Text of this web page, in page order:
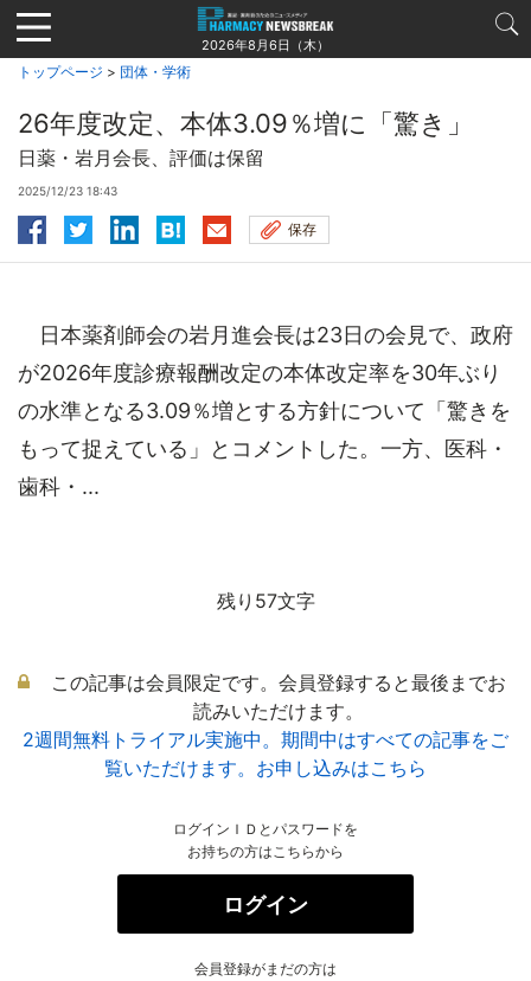
Jump
to
navigation
2026年8月6日（木）
トップページ > 団体・学術
26年度改定、本体3.09％増に「驚き」
日薬・岩月会長、評価は保留
2025/12/23 18:43
保存
日本薬剤師会の岩月進会長は23日の会見で、政府
が2026年度診療報酬改定の本体改定率を30年ぶり
の水準となる3.09％増とする方針について「驚きを
もって捉えている」とコメントした。一方、医科・
歯科・...
残り57文字
この記事は会員限定です。会員登録すると最後までお
読みいただけます。
2週間無料トライアル実施中。期間中はすべての記事をご
覧いただけます。お申し込みはこちら
ログインＩＤとパスワードを
お持ちの方はこちらから
ログイン
会員登録がまだの方は